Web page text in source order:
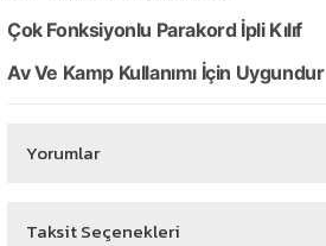
Çok Fonksiyonlu Parakord İpli Kılıf
Av Ve Kamp Kullanımı İçin Uygundur
Yorumlar
Taksit Seçenekleri